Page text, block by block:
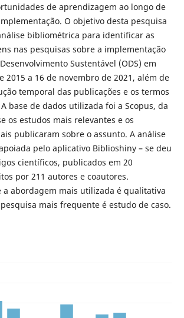
de aprendizagem ao longo de
O objetivo desta pesquisa
bibliométrica para identificar as
nas pesquisas sobre a implementação
Sustentável (ODS) em
2015 a 16 de novembro de 2021, além de
temporal das publicações e os termos
base de dados utilizada foi a Scopus, da
os estudos mais relevantes e os
publicaram sobre o assunto. A análise
pelo aplicativo Biblioshiny – se deu
científicos, publicados em 20
por 211 autores e coautores.
a abordagem mais utilizada é qualitativa
mais frequente é estudo de caso.